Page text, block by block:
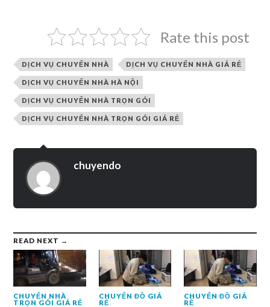
Rate this post
DỊCH VỤ CHUYỂN NHÀ DỊCH VỤ CHUYỂN NHÀ GIÁ RẺ
DỊCH VỤ CHUYỂN NHÀ HÀ NỘI
DỊCH VỤ CHUYỂN NHÀ TRỌN GÓI
DỊCH VỤ CHUYỂN NHÀ TRỌN GÓI GIÁ RẺ
chuyendo
READ NEXT →
CHUYỂN NHÀ
TRỌN GÓI GIÁ RẺ
CHUYỂN ĐỒ GIÁ
RẺ
CHUYỂN ĐỒ GIÁ
RẺ